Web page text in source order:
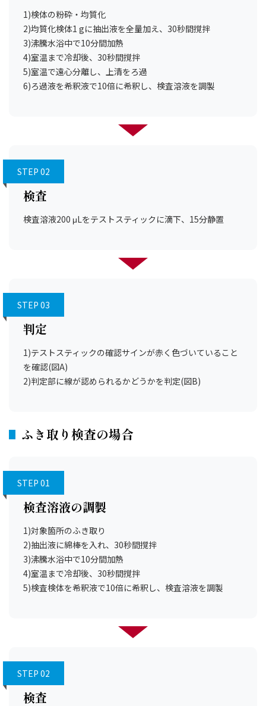
1)検体の粉砕・均質化
2)均質化検体1 gに抽出液を全量加え、30秒間撹拌
3)沸騰水浴中で10分間加熱
4)室温まで冷却後、30秒間撹拌
5)室温で遠心分離し、上清をろ過
6)ろ過液を希釈液で10倍に希釈し、検査溶液を調製
STEP 02
検査
検査溶液200 μLをテストスティックに滴下、15分静置
STEP 03
判定
1)テストスティックの確認サインが赤く色づいていること
を確認(図A)
2)判定部に線が認められるかどうかを判定(図B)
ふき取り検査の場合
STEP 01
検査溶液の調製
1)対象箇所のふき取り
2)抽出液に綿棒を入れ、30秒間撹拌
3)沸騰水浴中で10分間加熱
4)室温まで冷却後、30秒間撹拌
5)検査検体を希釈液で10倍に希釈し、検査溶液を調製
STEP 02
検査